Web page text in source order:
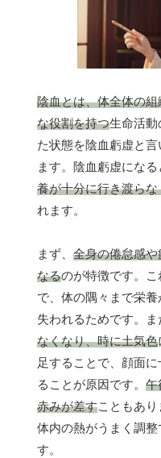
陰血とは、体全体の
な役割を持つ生命活動
た状態を陰血虧虚と
ます。陰血虧虚になる
養が十分に行き渡ら
れます。
まず、 全身の倦怠感
なるのが特徴です。
で、体の隅々まで栄
失われるためです。ま
なくなり、時に土気色
足することで、顔面
ることが原因です。 午
赤みが差すこともあり
体内の熱がうまく調
す。